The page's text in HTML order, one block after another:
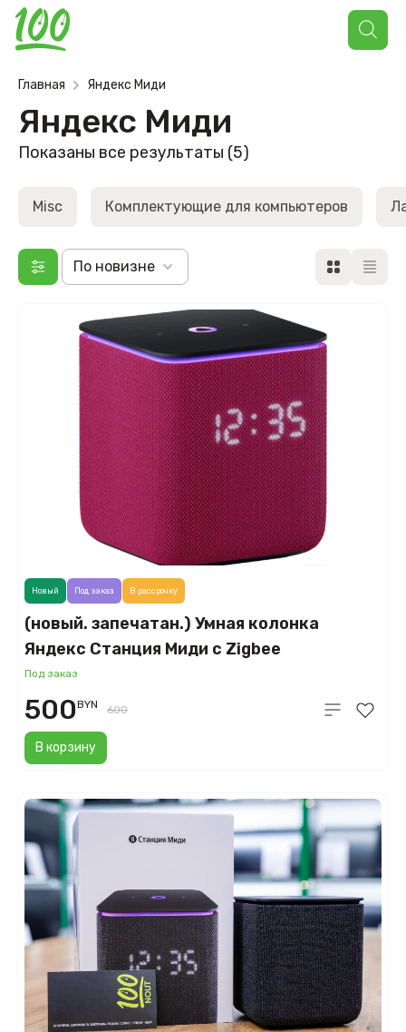
Поиск
товаров
Главная Яндекс Миди
Яндекс Миди
Показаны все результаты (5)
недавние
Misc Комплектующие для компьютеров
По новизне
(новый. запечатан.) Умная колонка
Яндекс Станция Миди с Zigbee
(малиновый) YNDX-00054PNK
Под заказ
В корзину
Новый Под заказ В рассрочку
500BYN 600